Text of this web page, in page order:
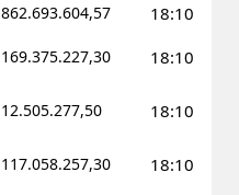
862.693.604,57 18:10
169.375.227,30 18:10
12.505.277,50 18:10
117.058.257,30 18:10